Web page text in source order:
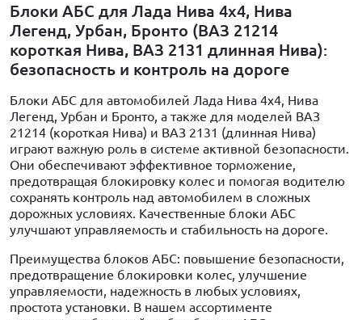
Блоки АБС для Лада Нива 4x4, Нива
Легенд, Урбан, Бронто (ВАЗ 21214
короткая Нива, ВАЗ 2131 длинная Нива):
безопасность и контроль на дороге
Блоки АБС для автомобилей Лада Нива 4x4, Нива
Легенд, Урбан и Бронто, а также для моделей ВАЗ
21214 (короткая Нива) и ВАЗ 2131 (длинная Нива)
играют важную роль в системе активной безопасности.
Они обеспечивают эффективное торможение,
предотвращая блокировку колес и помогая водителю
сохранять контроль над автомобилем в сложных
дорожных условиях. Качественные блоки АБС
улучшают управляемость и стабильность на дороге.
Преимущества блоков АБС: повышение безопасности,
предотвращение блокировки колес, улучшение
управляемости, надежность в любых условиях,
простота установки. В нашем ассортименте